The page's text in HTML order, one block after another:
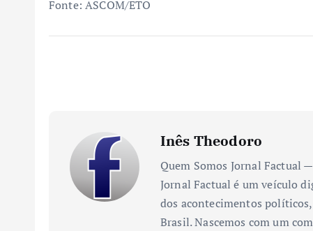
Fonte: ASCOM/ETO
Inês Theodoro
Quem Somos Jornal Factual
Jornal Factual é um veículo
dos acontecimentos
Brasil. Nascemos com um